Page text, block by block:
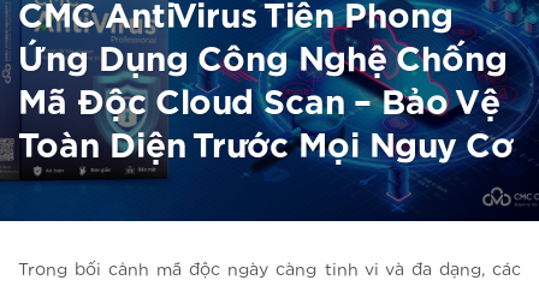
CMC AntiVirus Tiên Phong
Ứng Dụng Công Nghệ Chống
Mã Độc Cloud Scan – Bảo Vệ
Toàn Diện Trước Mọi Nguy Cơ
Trong bối cảnh mã độc ngày càng tinh vi và đa dạng, các